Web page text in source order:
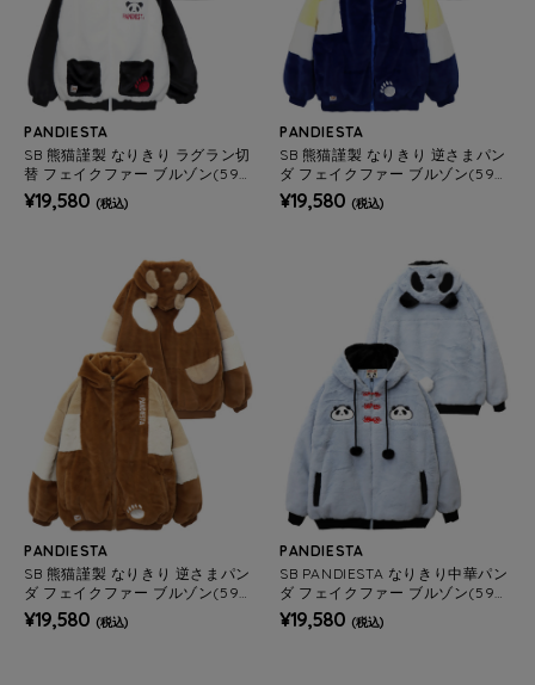
PANDIESTA
SB 熊猫謹製 なりきり ラグラン切
替 フェイクファー ブルゾン(595
200 MENS/WOMENS)
¥19,580 (税込)
PANDIESTA
SB 熊猫謹製 なりきり 逆さまパン
ダ フェイクファー ブルゾン(595
201 MENS/WOMENS)
¥19,580 (税込)
PANDIESTA
SB 熊猫謹製 なりきり 逆さまパン
ダ フェイクファー ブルゾン(595
201 MENS/WOMENS)
¥19,580 (税込)
PANDIESTA
SB PANDIESTA なりきり中華パン
ダ フェイクファー ブルゾン(5951
00 MENS/WOMENS)
¥19,580 (税込)